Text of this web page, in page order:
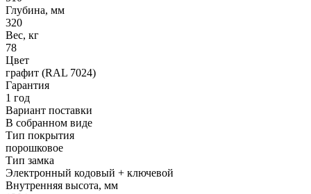
Глубина, мм
320
Вес, кг
78
Цвет
графит (RAL 7024)
Гарантия
1 год
Вариант поставки
В собранном виде
Тип покрытия
порошковое
Тип замка
Электронный кодовый + ключевой
Внутренняя высота, мм